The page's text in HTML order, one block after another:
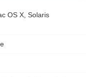
OS X, Solaris